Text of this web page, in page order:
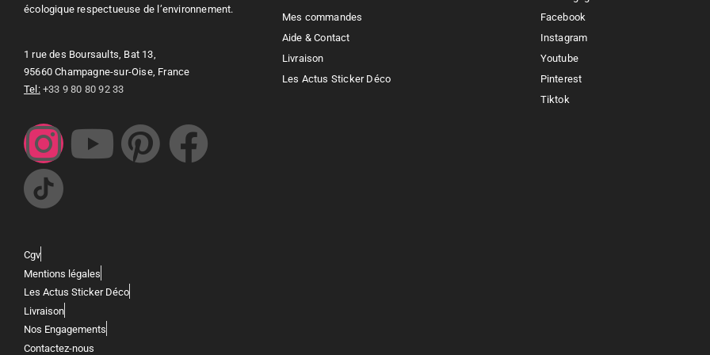
écologique respectueuse de l’environnement.
1 rue des Boursaults, Bat 13,
95660 Champagne-sur-Oise, France
Tel: +33 9 80 80 92 33
Mes commandes
Aide & Contact
Livraison
Les Actus Sticker Déco
Facebook
Instagram
Youtube
Pinterest
Tiktok
Cgv
Mentions légales
Les Actus Sticker Déco
Livraison
Nos Engagements
Contactez-nous